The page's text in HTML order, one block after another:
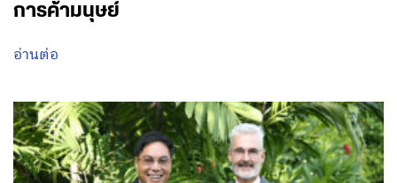
การค้ามนุษย์
อ่านต่อ